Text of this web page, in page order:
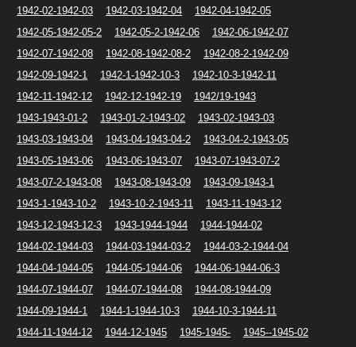
1942-02-1942-03
1942-03-1942-04
1942-04-1942-05
1942-05-1942-05-2
1942-05-2-1942-06
1942-06-1942-07
1942-07-1942-08
1942-08-1942-08-2
1942-08-2-1942-09
1942-09-1942-1
1942-1-1942-10-3
1942-10-3-1942-11
1942-11-1942-12
1942-12-1942-19
1942/19-1943
1943-1943-01-2
1943-01-2-1943-02
1943-02-1943-03
1943-03-1943-04
1943-04-1943-04-2
1943-04-2-1943-05
1943-05-1943-06
1943-06-1943-07
1943-07-1943-07-2
1943-07-2-1943-08
1943-08-1943-09
1943-09-1943-1
1943-1-1943-10-2
1943-10-2-1943-11
1943-11-1943-12
1943-12-1943-12-3
1943-1944-1944
1944-1944-02
1944-02-1944-03
1944-03-1944-03-2
1944-03-2-1944-04
1944-04-1944-05
1944-05-1944-06
1944-06-1944-06-3
1944-07-1944-07
1944-07-1944-08
1944-08-1944-09
1944-09-1944-1
1944-1-1944-10-3
1944-10-3-1944-11
1944-11-1944-12
1944-12-1945 1945-1945-
1945--1945-02